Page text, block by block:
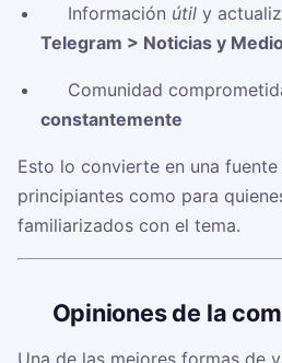
✅ Información útily
Telegram > Noticias y
✅ Comunidad
constantemente
Esto lo convierte en una
principiantes como para
familiarizados con el tema.
Opiniones de la